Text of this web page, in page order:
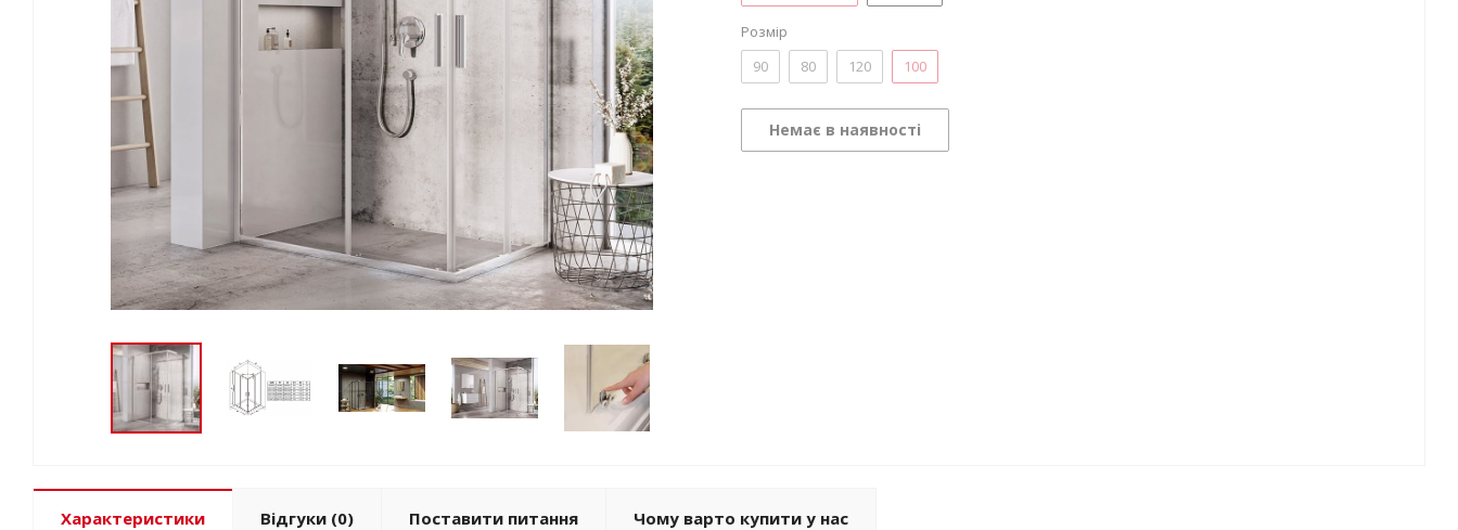
Розмір
90
80 120 100
Немає в наявності
Характеристики Відгуки (0) Поставити питання Чому варто купити у нас